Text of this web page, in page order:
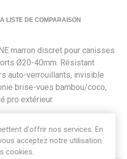
LISTE DE COMPARAISON
marron discret pour canisses
Ø20-40mm. Résistant
auto-verrouillants, invisible
brise-vues bambou/coco,
pro extérieur.
FIXCAMB20d'offrir nos services. En
acceptez notre utilisation
cookies.